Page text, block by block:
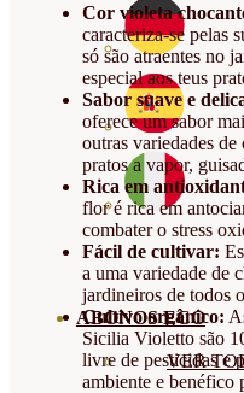
ABONOS ECO
VER
Cor violeta
caracteriza-se pelas
só são atraentes no
especial aos teus
Sabor suave e
oferece um sabor
outras variedades
pratos a vapor,
Rica em
flor é rica em
combater o stress
Fácil de cultivar:
a uma variedade de
jardineiros de todos
Cultivo orgânico:
Sicilia Violetto são
livre de pesticidas e
ambiente e benéfico